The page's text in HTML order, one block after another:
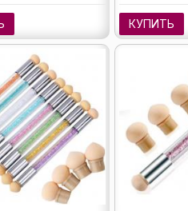
КУПИТЬ